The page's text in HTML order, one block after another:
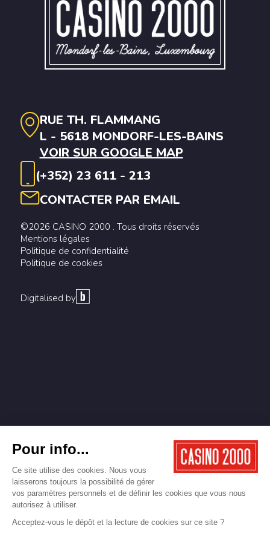
RUE TH. FLAMMANG
L - 5618 MONDORF-LES-BAINS
VOIR SUR GOOGLE MAP
(+352) 23 611 - 213
CONTACTER PAR EMAIL
©2026 CASINO 2000 . Tous droits réservés
Mentions légales
Politique de confidentialité
Politique de cookies
Digitalised by